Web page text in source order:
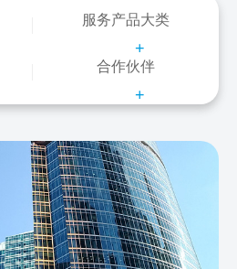
服务产品大类
+
合作伙伴
+